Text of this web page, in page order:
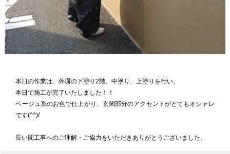
本日の作業は、外塀の下塗り2階、中塗り、上塗りを行い、
本日で施工が完了いたしました！！
ベージュ系のお色で仕上がり、玄関部分のアクセントがとてもオシャレ
です(^^)/
長い間工事へのご理解・ご協力をいただきありがとうございました。